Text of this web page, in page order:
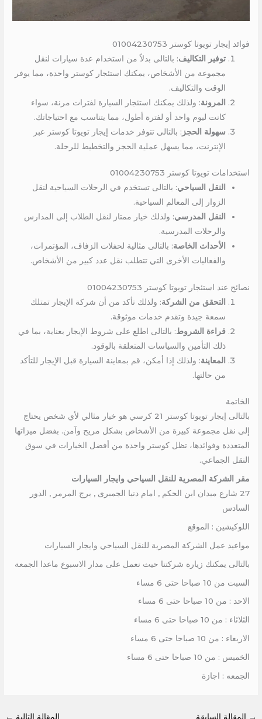
فوائد إيجار تويوتا كوستر 01004230753
توفير التكاليف: بالتالى بدلاً من استخدام عدة سيارات لنقل
مجموعة من الأشخاص، يمكنك استئجار كوستر واحدة، مما يوفر
الوقت والتكاليف.
المرونة: ولذلك يمكنك استئجار السيارة لفترات مرنة، سواء
كانت ليوم واحد أو لفترة أطول، مما يتناسب مع احتياجاتك.
سهولة الحجز : بالتالى تتوفر خدمات إيجار تويوتا كوستر عبر
الإنترنت، مما يسهل عملية الحجز والتخطيط للرحلة.
استخدامات تويوتا كوستر 01004230753
النقل السياحي: بالتالى تستخدم في الرحلات السياحية لنقل
الزوار إلى المعالم السياحية.
النقل المدرسي: ولذلك خيار ممتاز لنقل الطلاب إلى المدارس
والرحلات المدرسية.
الأحداث الخاصة: بالتالى مثالية لحفلات الزفاف، المؤتمرات،
والفعاليات الأخرى التي تتطلب نقل عدد كبير من الأشخاص.
نصائح عند استئجار تويوتا كوستر 01004230753
التحقق من الشركة: ولذلك تأكد من أن شركة الإيجار تمتلك
سمعة جيدة وتقدم خدمات موثوقة.
قراءة الشروط: بالتالى اطلع على شروط الإيجار بعناية، بما في
ذلك التأمين والسياسات المتعلقة بالوقود.
المعاينة: ولذلك إذا أمكن، قم بمعاينة السيارة قبل الإيجار للتأكد
من حالتها.
الخاتمة
بالتالى إيجار تويوتا كوستر 21 كرسي هو خيار مثالي لأي شخص يحتاج
إلى نقل مجموعة كبيرة من الأشخاص بشكل مريح وآمن. بفضل ميزاتها
المتعددة وفوائدها، تظل كوستر واحدة من أفضل الخيارات في سوق
النقل الجماعي.
مقر الشركة المصرية للنقل السياحي وايجار السيارات
27 شارع ميدان ابن الحكم , امام دنيا الجمبرى , برج المرمر , الدور
السادس
اللوكيشين : الموقع
مواعيد عمل الشركة المصرية للنقل السياحي وايجار السيارات
بالتالى يمكنك زيارة شركتنا حيث نعمل على مدار الاسبوع ماعدا الجمعة
السبت من 10 صباحا حتى 6 مساء
الاحد : من 10 صباحا حتى 6 مساء
الثلاثاء : من 10 صباحا حتى 6 مساء
الاربعاء : من 10 صباحا حتى 6 مساء
الخميس : من 10 صباحا حتى 6 مساء
الجمعه : اجازة
→ المقالة السابقة المقالة التالية ←